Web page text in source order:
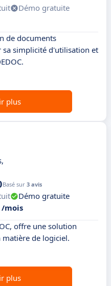
Démo gratuite
de documents
sa simplicité d'utilisation et
plus
Basé sur 3 avis
Démo gratuite
/mois
offre une solution
de logiciel.
plus